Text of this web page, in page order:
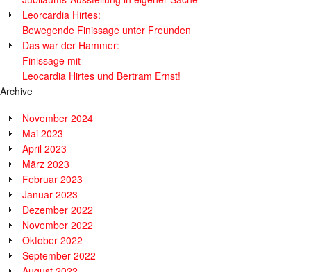
Leorcardia Hirtes:
Bewegende Finissage unter Freunden
Das war der Hammer:
Finissage mit
Leocardia Hirtes und Bertram Ernst!
Archive
November 2024
Mai 2023
April 2023
März 2023
Februar 2023
Januar 2023
Dezember 2022
November 2022
Oktober 2022
September 2022